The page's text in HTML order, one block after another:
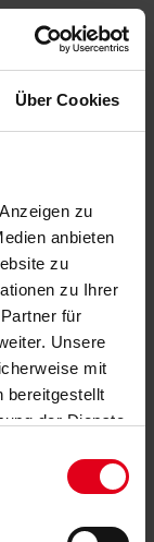
Über Cookies
zu
anbieten
zu
zu Ihrer
für
Unsere
mit
bereitgestellt
der Dienste